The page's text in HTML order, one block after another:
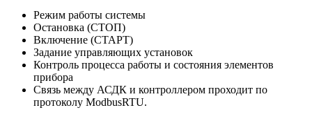
Режим работы системы
Остановка (СТОП)
Включение (СТАРТ)
Задание управляющих установок
Контроль процесса работы и состояния элементов
прибора
Связь между АСДК и контроллером проходит по
протоколу ModbusRTU.